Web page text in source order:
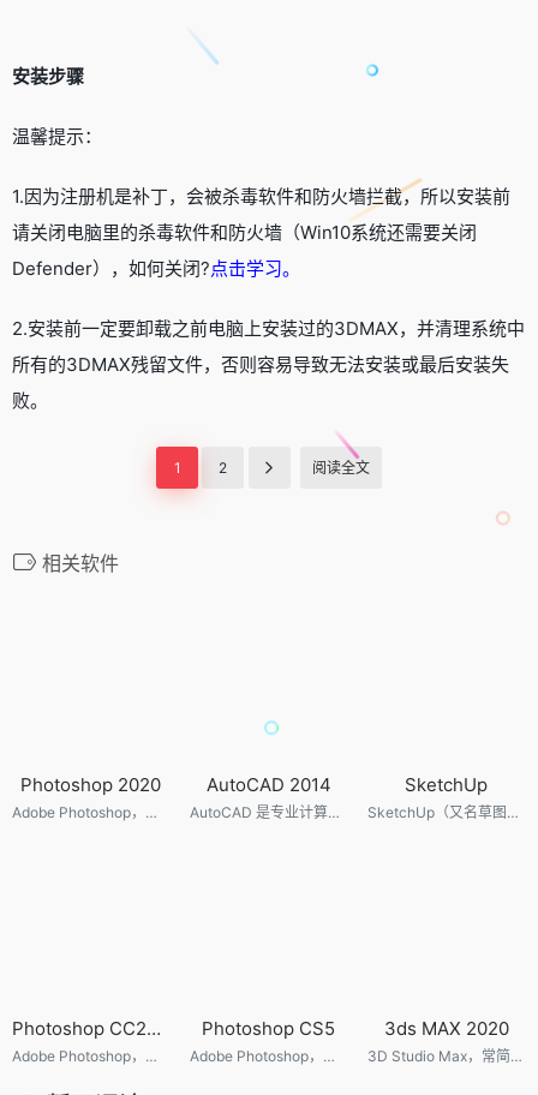
安装步骤
温馨提示：
1.因为注册机是补丁，会被杀毒软件和防火墙拦截，所以安装前
请关闭电脑里的杀毒软件和防火墙（Win10系统还需要关闭
Defender），如何关闭?点击学习。
2.安装前一定要卸载之前电脑上安装过的3DMAX，并清理系统中
所有的3DMAX残留文件，否则容易导致无法安装或最后安装失
败。
1 2 阅读全文
相关软件
Photoshop 2020
Adobe Photoshop，简称“PS”，是由Adobe Systems开发和发行的图像处理软件。该软件主要处理以像素所构成的数字图像。使用其众多的编修与绘图工具，可以有效地进行图片编辑工作。ps有很多功能，在图像、图形、文字、视频、出版等各方面都有涉及。
AutoCAD 2014
AutoCAD 是专业计算机辅助设计软件，用于二维绘图、详细绘制、设计文档和基本三维设计，广泛应用于室内设计、机械设计、工业制图、工程制图、土木建筑、装饰装潢、服装加工等多个行业领域。
SketchUp
SketchUp（又名草图大师）是一款3D模型设计软件，可以极其快速和方便地对三维创意进行创建、观察和修改，是专门为配合设计人员的设计过程而研发的。同时可以导出透视图、DWG或DXF格式的2D向量文件等尺寸正确的平面图形。它是一款超级优秀的建筑草图工具，简单易学强大。
Photoshop CC2018
Adobe Photoshop，简称“PS”，是由Adobe Systems开发和发行的图像处理软件。该软件主要处理以像素所构成的数字图像。使用其众多的编修与绘图工具，可以有效地进行图片编辑工作。ps有很多功能，在图像、图形、文字、视频、出版等各方面都有涉及。
Photoshop CS5
Adobe Photoshop，简称“PS”，是由Adobe Systems开发和发行的图像处理软件。该软件主要处理以像素所构成的数字图像。使用其众多的编修与绘图工具，可以有效地进行图片编辑工作。ps有很多功能，在图像、图形、文字、视频、出版等各方面都有涉及。
3ds MAX 2020
3D Studio Max，常简称为3d Max或3ds MAX，是Discreet公司开发的（后被Autodesk公司合并）基于PC系统的三维动画渲染和制作软件。广泛应用于广告、影视、工业设计、建筑设计、多媒体制作、游戏、辅助教学以及工程可视化等领域。